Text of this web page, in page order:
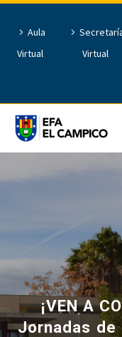
Aula
Virtual
Virtual
¡VEN A
Jornadas